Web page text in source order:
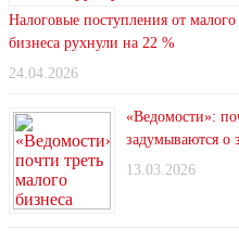
Налоговые поступления от малого
бизнеса рухнули на 22 %
24.04.2026
«Ведомости»:
задумываются о
13.03.2026